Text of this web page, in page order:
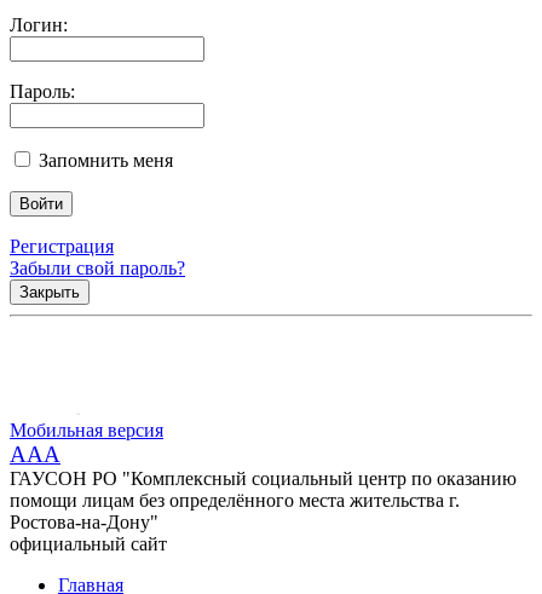
Логин:
Пароль:
Запомнить меня
Регистрация
Забыли свой пароль?
Закрыть
Мобильная версия
AAA
ГАУСОН РО "Комплексный социальный центр по оказанию
помощи лицам без определённого места жительства г.
Ростова-на-Дону"
официальный сайт
Главная